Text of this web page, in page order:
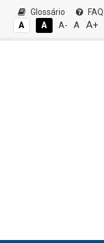
Glossário FAQ
A
A A- A A+